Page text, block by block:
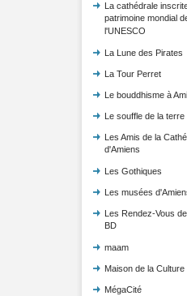
La cathédrale
patrimoine mondial
l'UNESCO
La Lune des Pirates
La Tour Perret
Le bouddhisme à
Le souffle de la terre
Les Amis de la
d'Amiens
Les Gothiques
Les musées
Les Rendez-Vous
BD
maam
Maison de la Culture
MégaCité